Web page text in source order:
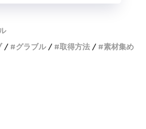
グラブル 取得方法 素材集め